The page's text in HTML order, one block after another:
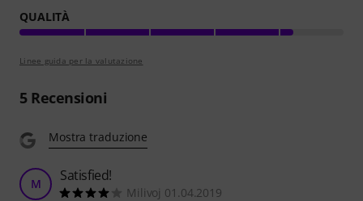
QUALITÀ
Linee guida per la valutazione
5Recensioni
Mostra traduzione
M Satisfied!
Milivoj 01.04.2019